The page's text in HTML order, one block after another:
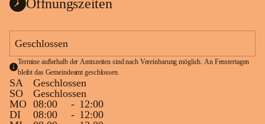
1 Seite•0,1 MB
Öffnungszeiten
Geschlossen
Termine außerhalb der Amtszeiten sind nach Vereinbarung möglich. An Fenstertagen
bleibt das Gemeindeamt geschlossen.
SA
Geschlossen
SO
Geschlossen
MO 08:00 - 12:00
DI
08:00 - 12:00